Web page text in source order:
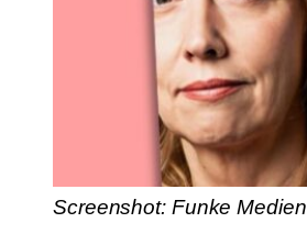
Screenshot: Funke Medien